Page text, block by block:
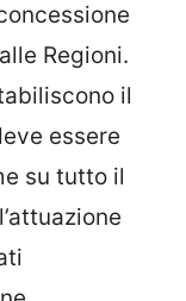
Regioni.
il
essere
su tutto il